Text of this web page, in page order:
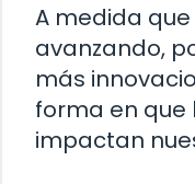
A medida
avanzando,
más
forma en que
impactan